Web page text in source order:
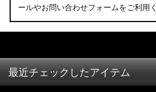
ールやお問い合わせフォームをご利用
最近チェックしたアイテム